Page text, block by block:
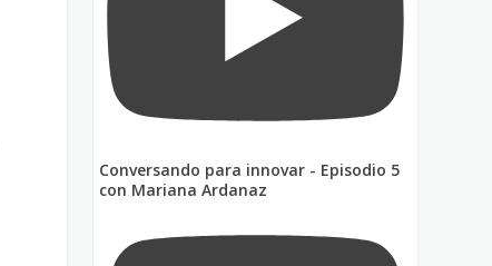
Conversando para innovar - Episodio 5
con Mariana Ardanaz